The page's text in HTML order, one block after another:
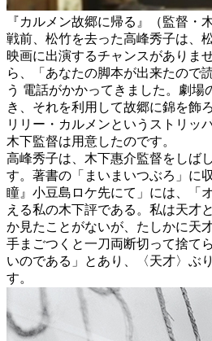
『カルメン故郷に帰る』（監督・
戦前、松竹を去った高峰秀子は、
映画に出演するチャンスがありま
ら、「あなたの脚本が出来たので
う 電話がかかってきました。劇場
き、それを利用して故郷に錦を飾
リリー・カルメンというストリッ
木下監督は用意したのです。
高峰秀子は、木下惠介監督をしば
す。著書の「まいまいつぶろ」に
瞳』小豆島ロケ先にて」には、「
える私の木下評である。私は天才
か見たことがないが、たしかに天
手まごつくと一刀両断切って捨て
いのである」とあり、〈天才〉ぶ
す。